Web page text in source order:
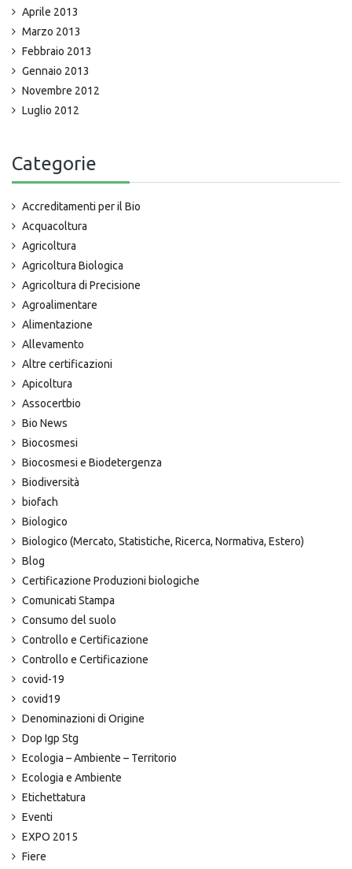
Aprile 2013
Marzo 2013
Febbraio 2013
Gennaio 2013
Novembre 2012
Luglio 2012
Categorie
Accreditamenti per il Bio
Acquacoltura
Agricoltura
Agricoltura Biologica
Agricoltura di Precisione
Agroalimentare
Alimentazione
Allevamento
Altre certificazioni
Apicoltura
Assocertbio
Bio News
Biocosmesi
Biocosmesi e Biodetergenza
Biodiversità
biofach
Biologico
Biologico (Mercato, Statistiche, Ricerca, Normativa, Estero)
Blog
Certificazione Produzioni biologiche
Comunicati Stampa
Consumo del suolo
Controllo e Certificazione
Controllo e Certificazione
covid-19
covid19
Denominazioni di Origine
Dop Igp Stg
Ecologia – Ambiente – Territorio
Ecologia e Ambiente
Etichettatura
Eventi
EXPO 2015
Fiere